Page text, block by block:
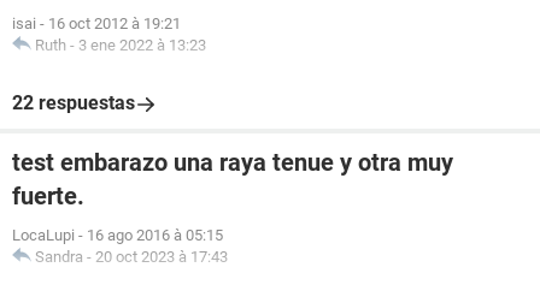
isai - 16 oct 2012 à 19:21
Ruth - 3 ene 2022 à 13:23
22 respuestas
test embarazo una raya tenue y otra muy
fuerte.
LocaLupi - 16 ago 2016 à 05:15
Sandra - 20 oct 2023 à 17:43